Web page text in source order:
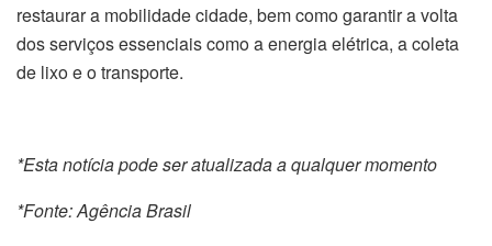
restaurar a mobilidade cidade, bem como garantir a volta
dos serviços essenciais como a energia elétrica, a coleta
de lixo e o transporte.
*Esta notícia pode ser atualizada a qualquer momento
*Fonte: Agência Brasil